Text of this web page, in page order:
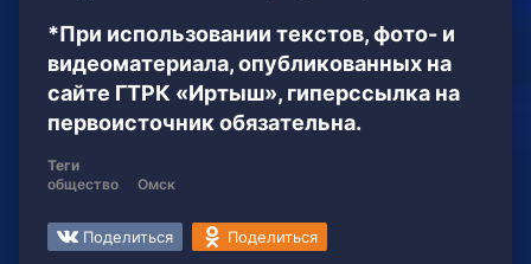
*При использовании текстов, фото- и
видеоматериала, опубликованных на
сайте ГТРК «Иртыш», гиперссылка на
первоисточник обязательна.
Теги
общество
Омск
Поделиться Поделиться